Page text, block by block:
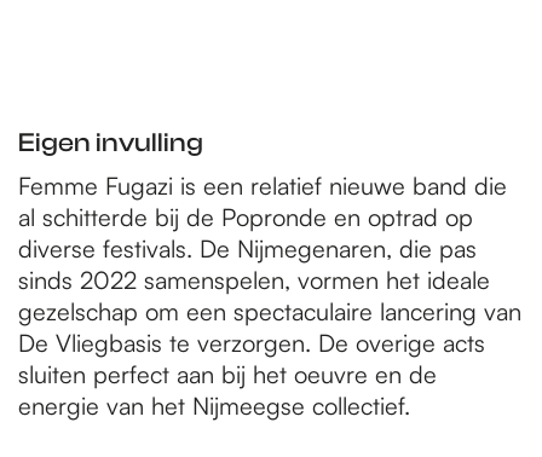
Eigen invulling
Femme Fugazi is een relatief nieuwe band die
al schitterde bij de Popronde en optrad op
diverse festivals. De Nijmegenaren, die pas
sinds 2022 samenspelen, vormen het ideale
gezelschap om een spectaculaire lancering van
De Vliegbasis te verzorgen. De overige acts
sluiten perfect aan bij het oeuvre en de
energie van het Nijmeegse collectief.